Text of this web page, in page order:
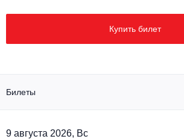
Купить билет
Билеты
9 августа 2026, Вс